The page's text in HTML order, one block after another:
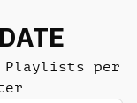
Playlists per